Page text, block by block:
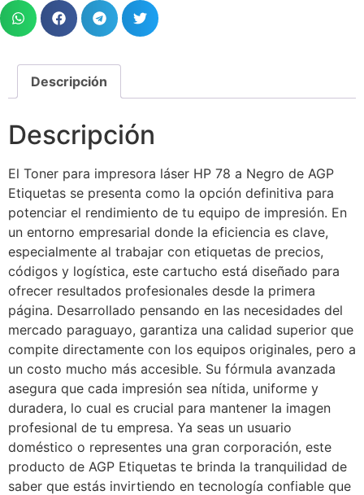
Descripción
Descripción
El Toner para impresora láser HP 78 a Negro de AGP
Etiquetas se presenta como la opción definitiva para
potenciar el rendimiento de tu equipo de impresión. En
un entorno empresarial donde la eficiencia es clave,
especialmente al trabajar con etiquetas de precios,
códigos y logística, este cartucho está diseñado para
ofrecer resultados profesionales desde la primera
página. Desarrollado pensando en las necesidades del
mercado paraguayo, garantiza una calidad superior que
compite directamente con los equipos originales, pero a
un costo mucho más accesible. Su fórmula avanzada
asegura que cada impresión sea nítida, uniforme y
duradera, lo cual es crucial para mantener la imagen
profesional de tu empresa. Ya seas un usuario
doméstico o representes una gran corporación, este
producto de AGP Etiquetas te brinda la tranquilidad de
saber que estás invirtiendo en tecnología confiable que